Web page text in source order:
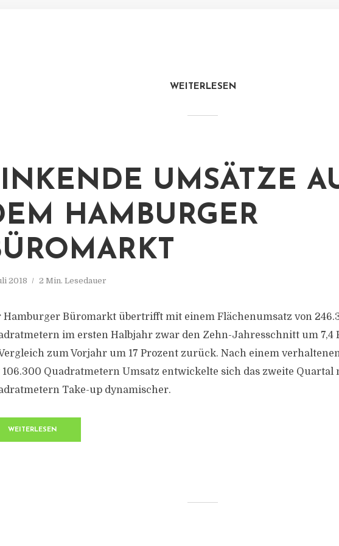
WEITERLESEN
UMSÄTZE
HAMBURGER
2018 2 Min. Lesedauer
Hamburger Büromarkt übertrifft mit einem Flächenumsatz von
im ersten Halbjahr zwar den Zehn-Jahresschnitt um 7,4
zum Vorjahr um 17 Prozent zurück. Nach einem
Quadratmetern Umsatz entwickelte sich das zweite Quartal
Take-up dynamischer.
WEITERLESEN